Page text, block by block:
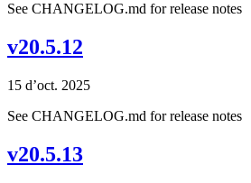
See CHANGELOG.md for release notes
v20.5.12
15 d’oct. 2025
See CHANGELOG.md for release notes
v20.5.13